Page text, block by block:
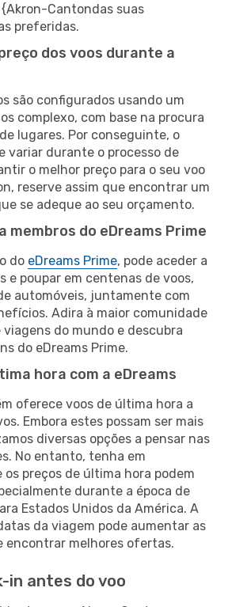
Cantondas suas
preferidas.
dos voos durante a
são configurados usando um
complexo, com base na procura
lugares. Por conseguinte, o
variar durante o processo de
o melhor preço para o seu voo
reserve assim que encontrar um
se adeque ao seu orçamento.
membros do eDreams Prime
do eDreams Prime, pode aceder a
e poupar em centenas de voos,
automóveis, juntamente com
Adira à maior comunidade
viagens do mundo e descubra
do eDreams Prime.
hora com a eDreams
oferece voos de última hora a
Embora estes possam ser mais
diversas opções a pensar nas
No entanto, tenha em
os preços de última hora podem
durante a época de
Estados Unidos da América. A
da viagem pode aumentar as
encontrar melhores ofertas.
in antes do voo